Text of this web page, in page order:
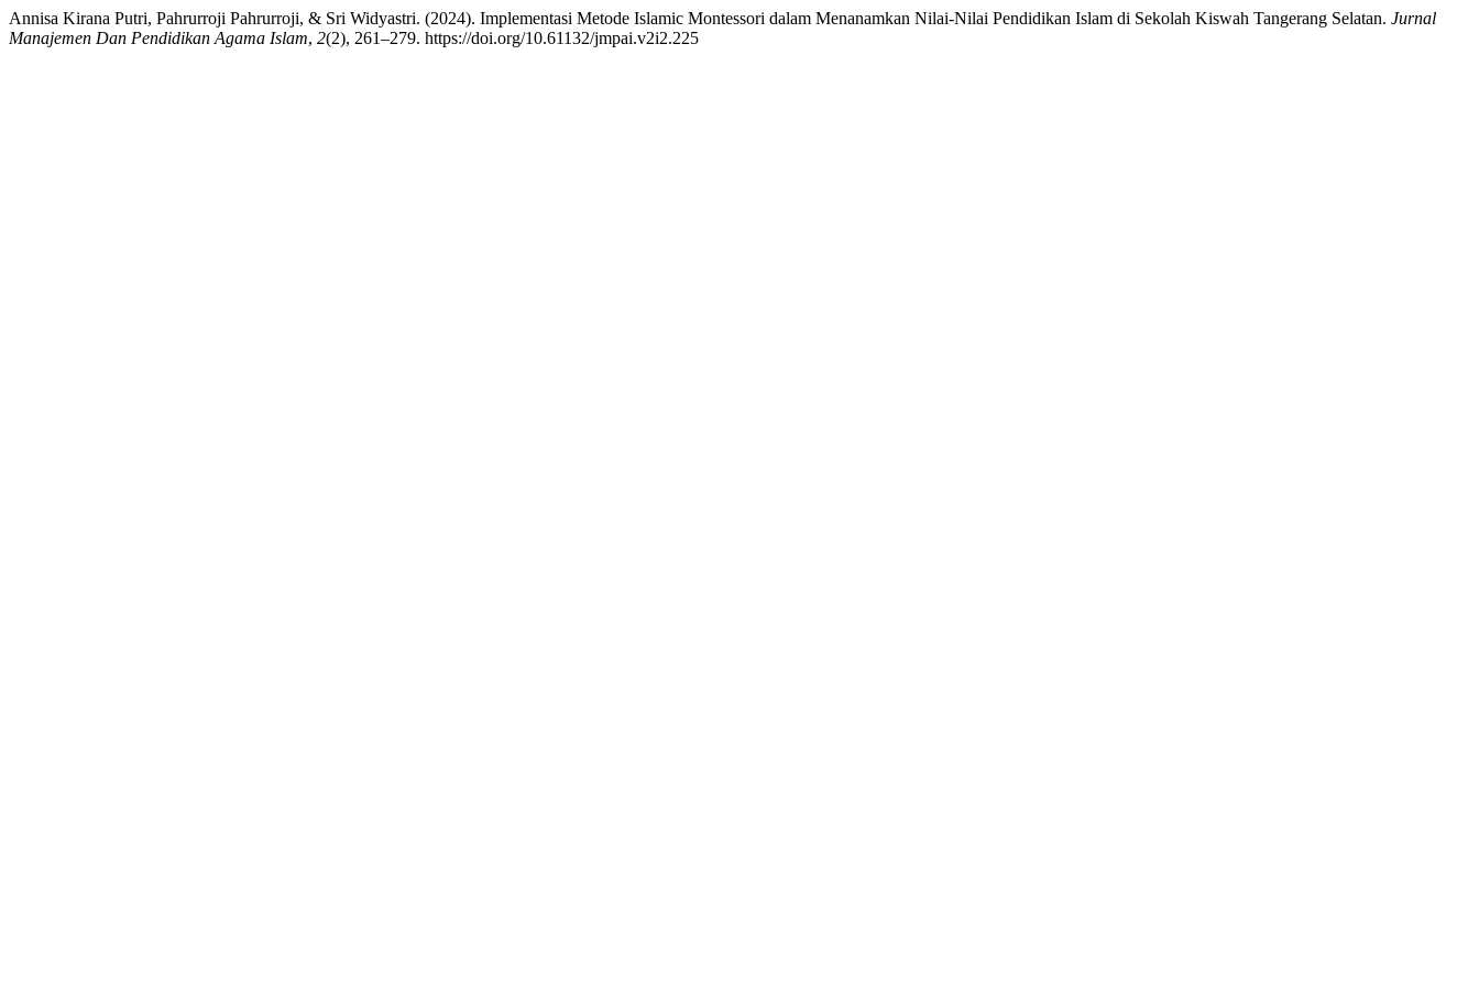
Annisa Kirana Putri, Pahrurroji Pahrurroji, & Sri Widyastri. (2024). Implementasi Metode Islamic Montessori dalam Menanamkan Nilai-Nilai Pendidikan Islam di Sekolah Kiswah Tangerang Selatan. Jurnal
Manajemen Dan Pendidikan Agama Islam, 2(2), 261–279. https://doi.org/10.61132/jmpai.v2i2.225